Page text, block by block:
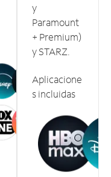
y
Paramount
+ Premium)
y STARZ.
Aplicacione
s incluidas